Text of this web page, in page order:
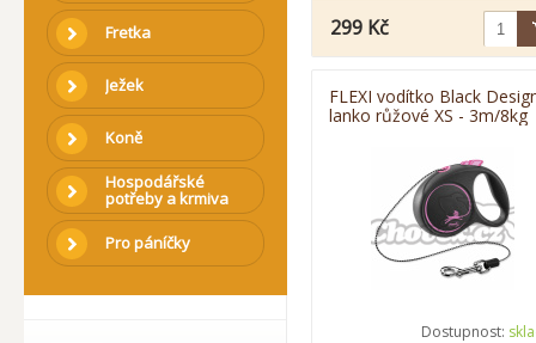
Fretka
Ježek
Koně
Hospodářské
potřeby a krmiva
Pro páníčky
299 Kč
FLEXI vodítko Black
lanko růžové XS - 3m/8kg
Dostupnost: